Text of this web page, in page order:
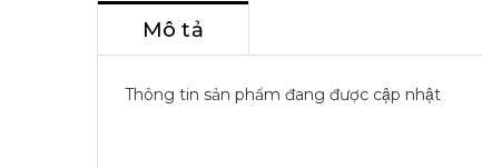
Mô tả
Thông tin sản phẩm đang được cập nhật